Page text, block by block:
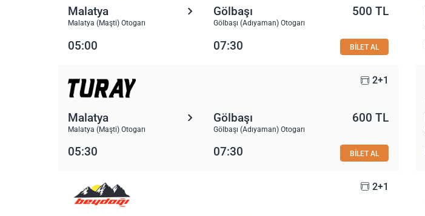
Malatya
Malatya (Maşti) Otogarı
Gölbaşı
Gölbaşı (Adıyaman) Otogarı
500 TL
05:00 07:30 BİLET AL
2+1
Malatya
Malatya (Maşti) Otogarı
Gölbaşı
Gölbaşı (Adıyaman) Otogarı
600 TL
05:30 07:30 BİLET AL
2+1